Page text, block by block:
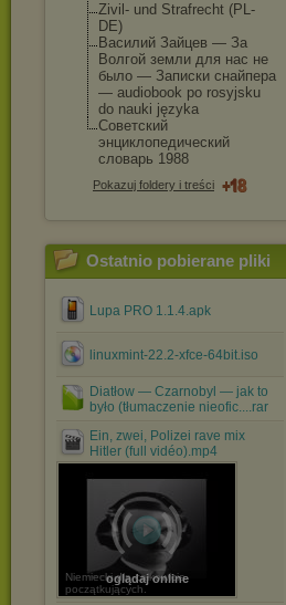
Zivil- und Strafrecht (PL-
DE)
Василий Зайцев — За
Волгой земли для нас не
было — Записки снайпера
— audiobook po rosyjsku
do nauki języka
Советский
энциклопедический
словарь 1988
Pokazuj foldery i treści
Ostatnio pobierane pliki
Lupa PRO 1.1.4.apk
linuxmint-22.2-xfce-64bit.iso
Diatłow — Czarnobyl — jak to
było (tłumaczenie nieofic....rar
Ein, zwei, Polizei rave mix
Hitler (full vidéo).mp4
oglądaj online
Niemiecki dla całkowicie
początkujących.